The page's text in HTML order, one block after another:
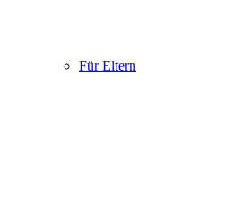
Für Eltern